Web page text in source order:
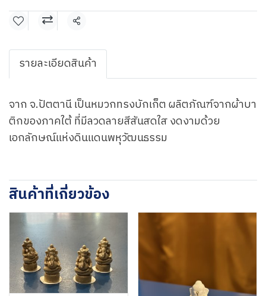
แชร์
รายละเอียดสินค้า
จาก จ.ปัตตานี เป็นหมวกทรงบักเก็ต ผลิตภัณฑ์จากผ้าบา
ติกของภาคใต้ ที่มีลวดลายสีสันสดใส งดงามด้วย
เอกลักษณ์แห่งดินแดนพหุวัฒนธรรม
สินค้าที่เกี่ยวข้อง